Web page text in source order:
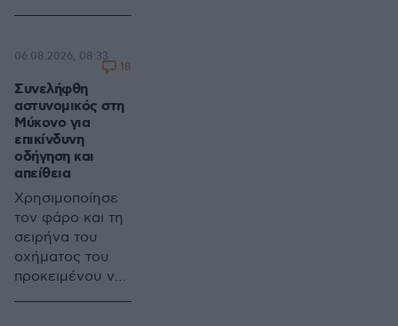
γιος του που τον
είχε βάλει νεκρό
στην κατάψυξη
για να εισπράττει
τη σύνταξή του
Συνελήφθη
αστυνομικός στη
Μύκονο για
επικίνδυνη
οδήγηση και
απείθεια
Χρησιμοποίησε
τον φάρο και τη
σειρήνα του
οχήματος του
προκειμένου να
06.08.2026, 08:33
18